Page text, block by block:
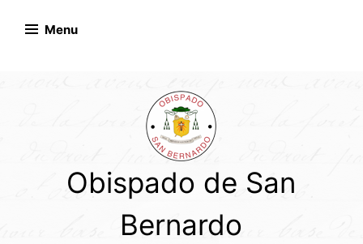
Menu
Obispado de San
Bernardo